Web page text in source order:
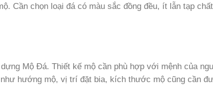
Cần chọn loại đá có màu sắc đồng đều, ít lẫn tạp
Mộ Đá. Thiết kế mộ cần phù hợp với mệnh của
hướng mộ, vị trí đặt bia, kích thước mộ cũng cần